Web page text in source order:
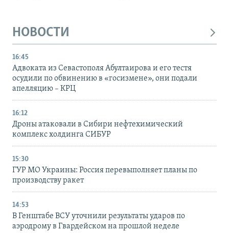
НОВОСТИ
16:45
Адвоката из Севастополя Абултаирова и его тестя
осудили по обвинению в «госизмене», они подали
апелляцию – КРЦ
16:12
Дроны атаковали в Сибири нефтехимический
комплекс холдинга СИБУР
15:30
ГУР МО Украины: Россия перевыполняет планы по
производству ракет
14:53
В Генштабе ВСУ уточнили результаты ударов по
аэродрому в Гвардейском на прошлой неделе